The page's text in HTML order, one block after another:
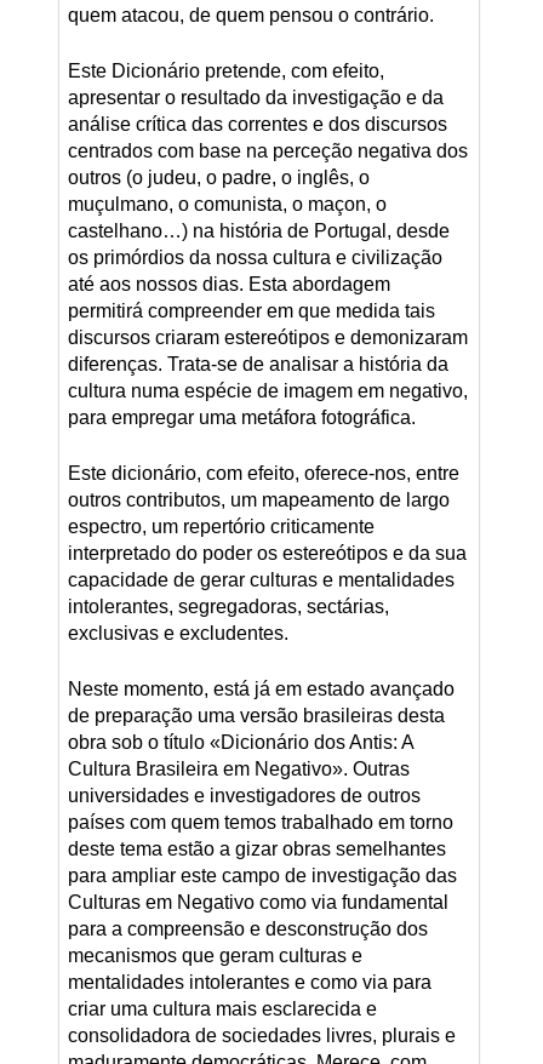
quem atacou, de quem pensou o contrário.
Este Dicionário pretende, com efeito,
apresentar o resultado da investigação e da
análise crítica das correntes e dos discursos
centrados com base na perceção negativa dos
outros (o judeu, o padre, o inglês, o
muçulmano, o comunista, o maçon, o
castelhano…) na história de Portugal, desde
os primórdios da nossa cultura e civilização
até aos nossos dias. Esta abordagem
permitirá compreender em que medida tais
discursos criaram estereótipos e demonizaram
diferenças. Trata-se de analisar a história da
cultura numa espécie de imagem em negativo,
para empregar uma metáfora fotográfica.
Este dicionário, com efeito, oferece-nos, entre
outros contributos, um mapeamento de largo
espectro, um repertório criticamente
interpretado do poder os estereótipos e da sua
capacidade de gerar culturas e mentalidades
intolerantes, segregadoras, sectárias,
exclusivas e excludentes.
Neste momento, está já em estado avançado
de preparação uma versão brasileiras desta
obra sob o título «Dicionário dos Antis: A
Cultura Brasileira em Negativo». Outras
universidades e investigadores de outros
países com quem temos trabalhado em torno
deste tema estão a gizar obras semelhantes
para ampliar este campo de investigação das
Culturas em Negativo como via fundamental
para a compreensão e desconstrução dos
mecanismos que geram culturas e
mentalidades intolerantes e como via para
criar uma cultura mais esclarecida e
consolidadora de sociedades livres, plurais e